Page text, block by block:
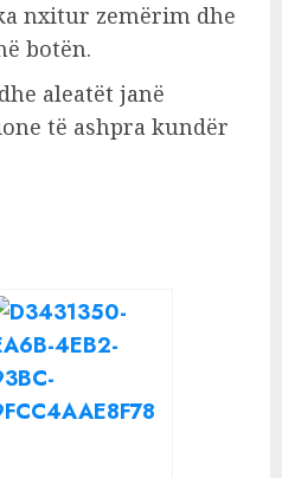
nxitur zemërim dhe
botën.
aleatët janë
të ashpra kundër